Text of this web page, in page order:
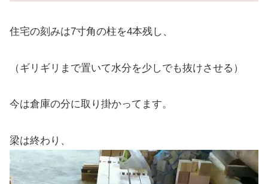
住宅の刻みは7寸角の柱を4本残し、
（ギリギリまで置いて水分を少しでも抜けさせる）
今は倉庫の分に取り掛かってます。
梁は終わり、